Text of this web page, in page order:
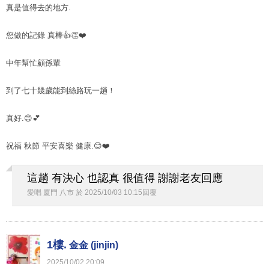
真是值得去的地方.
您做的記錄 真棒👍👏❤️
中年幫忙顧孫輩
到了七十幾歲能到絲路玩一趟！
真好.😊💕
祝福 秋節 平安喜樂 健康.😊❤️
這趟 有決心 也認真 很值得 謝謝老友回應
愛唱 廈門 八市 於 2025/10/03 10:15回覆
1樓. 金金 (jinjin)
2025/10/02 20:09